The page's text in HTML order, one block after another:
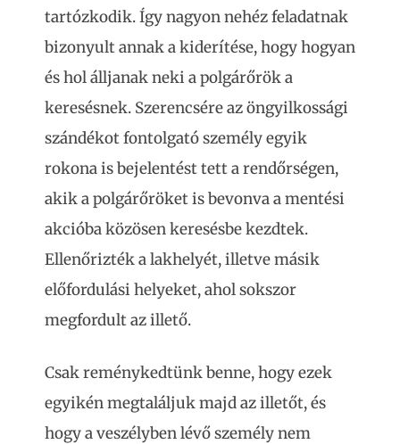
tartózkodik. Így nagyon nehéz feladatnak
bizonyult annak a kiderítése, hogy hogyan
és hol álljanak neki a polgárőrök a
keresésnek. Szerencsére az öngyilkossági
szándékot fontolgató személy egyik
rokona is bejelentést tett a rendőrségen,
akik a polgárőröket is bevonva a mentési
akcióba közösen keresésbe kezdtek.
Ellenőrizték a lakhelyét, illetve másik
előfordulási helyeket, ahol sokszor
megfordult az illető.
Csak reménykedtünk benne, hogy ezek
egyikén megtaláljuk majd az illetőt, és
hogy a veszélyben lévő személy nem